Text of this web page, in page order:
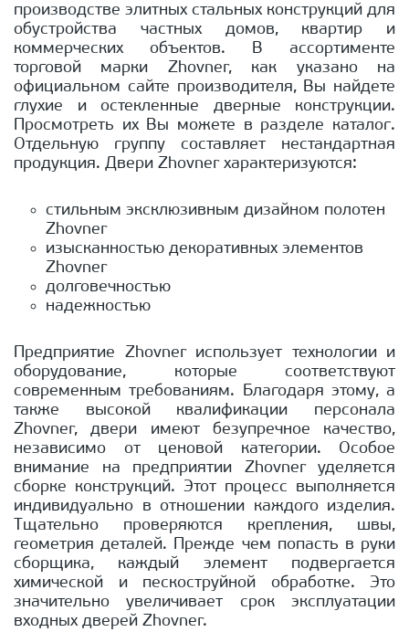
производстве элитных стальных конструкций для
обустройства частных домов, квартир и
коммерческих объектов. В ассортименте
торговой марки Zhovner, как указано на
официальном сайте производителя, Вы найдете
глухие и остекленные дверные конструкции.
Просмотреть их Вы можете в разделе каталог.
Отдельную группу составляет нестандартная
продукция. Двери Zhovner характеризуются:
стильным эксклюзивным дизайном полотен
Zhovner
изысканностью декоративных элементов
Zhovner
долговечностью
надежностью
Предприятие Zhovner использует технологии и
оборудование, которые соответствуют
современным требованиям. Благодаря этому, а
также высокой квалификации персонала
Zhovner, двери имеют безупречное качество,
независимо от ценовой категории. Особое
внимание на предприятии Zhovner уделяется
сборке конструкций. Этот процесс выполняется
индивидуально в отношении каждого изделия.
Тщательно проверяются крепления, швы,
геометрия деталей. Прежде чем попасть в руки
сборщика, каждый элемент подвергается
химической и пескоструйной обработке. Это
значительно увеличивает срок эксплуатации
входных дверей Zhovner.